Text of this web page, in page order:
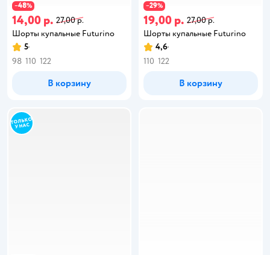
−48%
14,00 р. 27,00 р.
Шорты купальные Futurino
5
98 110 122
В корзину
−29%
19,00 р. 27,00 р.
Шорты купальные Futurino
4,6
110 122
В корзину